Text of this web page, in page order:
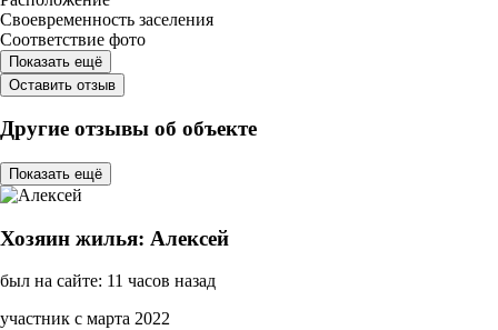
Своевременность заселения
Соответствие фото
Показать ещё
Оставить отзыв
Другие отзывы об объекте
Показать ещё
Хозяин жилья: Алексей
был на сайте: 11 часов назад
участник с марта 2022